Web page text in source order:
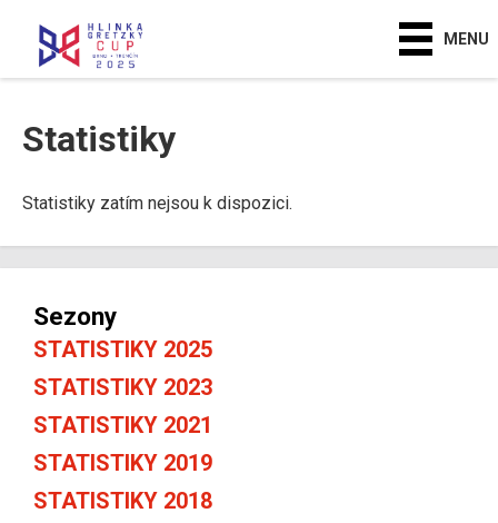
MENU
Statistiky
Statistiky zatím nejsou k dispozici.
Sezony
STATISTIKY 2025
STATISTIKY 2023
STATISTIKY 2021
STATISTIKY 2019
STATISTIKY 2018